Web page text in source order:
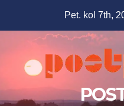
Pet. kol 7th,